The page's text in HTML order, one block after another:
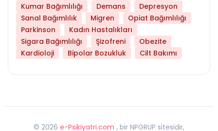
Kumar Bağımlılığı
Demans
Depresyon
Sanal Bağımlılık
Migren
Opiat Bağımlılığı
Parkinson
Kadın Hastalıkları
Sigara Bağımlılığı
Şizofreni
Obezite
Kardioloji
Bipolar Bozukluk Cilt Bakımı
© 2026 e-Psikiyatri.com , bir NPGRUP sitesidir,